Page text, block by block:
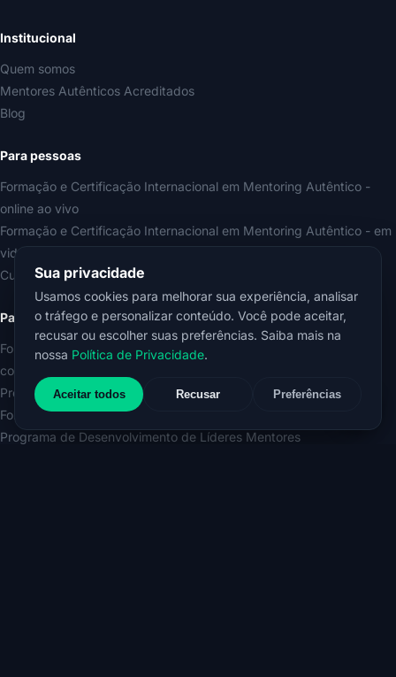
Institucional
Quem somos
Mentores Autênticos Acreditados
Blog
Para pessoas
Formação e Certificação Internacional em Mentoring Autêntico -
online ao vivo
Formação e Certificação Internacional em Mentoring Autêntico - em
videoaulas
Curso Iniciação ao Mentoring Autêntico (gratuito)
Para empresas
Formação e Certificação Internacional em Mentoring Autêntico in
company
Programa de Mentoring Organizacional
Formação e Certificação Internacional em Liderança Mentora
Programa de Desenvolvimento de Líderes Mentores
Sua privacidade
Usamos cookies para melhorar sua experiência, analisar
o tráfego e personalizar conteúdo. Você pode aceitar,
recusar ou escolher suas preferências. Saiba mais na
nossa Política de Privacidade.
Aceitar todos Recusar Preferências